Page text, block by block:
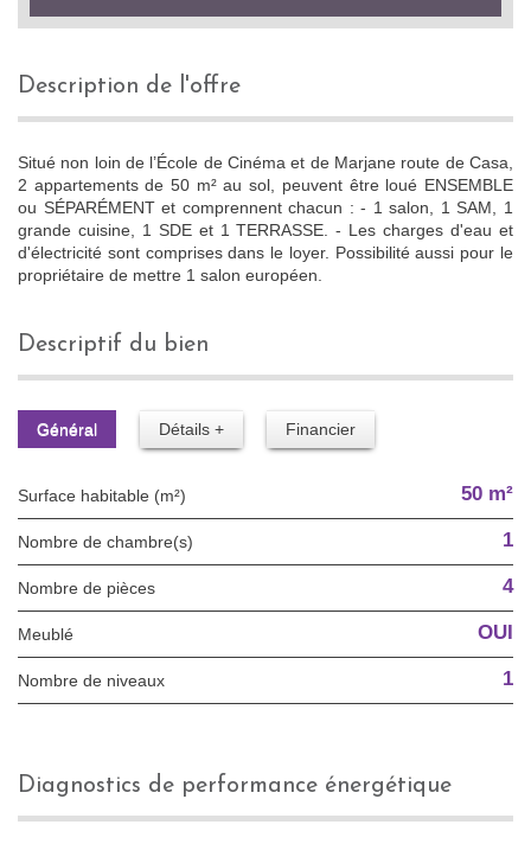
description de l'offre
Situé non loin de l’École de Cinéma et de Marjane route de Casa,
2 appartements de 50 m² au sol, peuvent être loué ENSEMBLE
ou SÉPARÉMENT et comprennent chacun : - 1 salon, 1 SAM, 1
grande cuisine, 1 SDE et 1 TERRASSE. - Les charges d'eau et
d'électricité sont comprises dans le loyer. Possibilité aussi pour le
propriétaire de mettre 1 salon européen.
descriptif du bien
Général Détails + Financier
Surface habitable (m²) 50 m²
Nombre de chambre(s) 1
Nombre de pièces 4
Meublé OUI
Nombre de niveaux 1
diagnostics de performance énergétique